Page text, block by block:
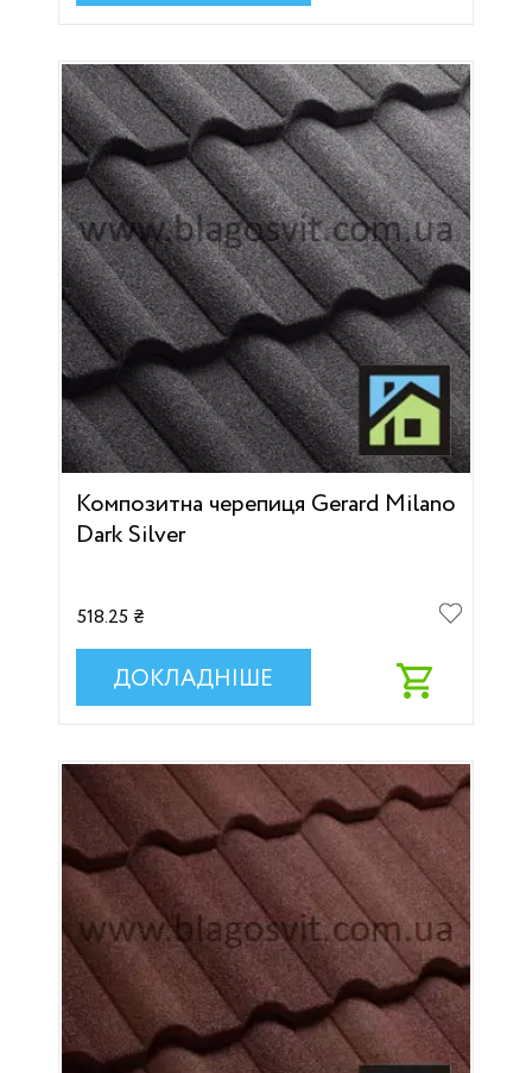
Композитна черепиця Gerard Milano
Dark Silver
518.25 ₴
ДОКЛАДНІШЕ